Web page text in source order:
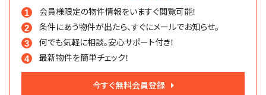
会員様限定の物件情報をいますぐ閲覧可能！
条件にあう物件が出たら、すぐにメールでお知らせ。
何でも気軽に相談。安心サポート付き！
最新物件を簡単チェック！
今すぐ無料会員登録